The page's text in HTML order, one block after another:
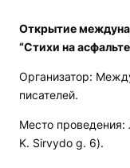
Открытие
“Стихи на
Организатор:
писателей.
Место проведения:
K. Sirvydo g. 6).